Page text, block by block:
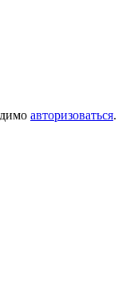
авторизоваться.